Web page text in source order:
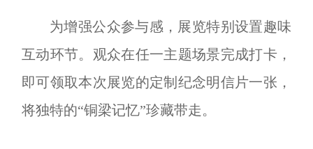
为增强公众参与感，展览特别设置趣味
互动环节。观众在任一主题场景完成打卡，
即可领取本次展览的定制纪念明信片一张，
将独特的“铜梁记忆”珍藏带走。